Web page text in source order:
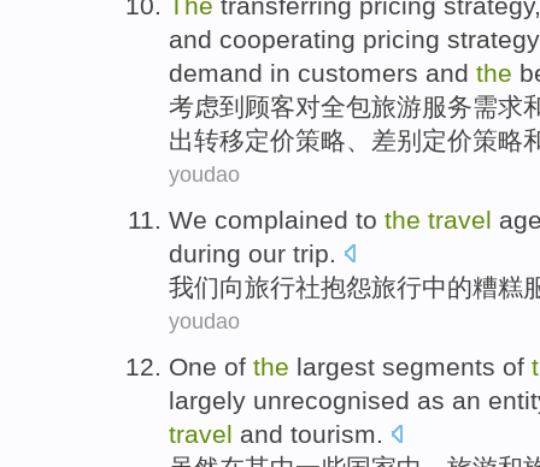
The transferring pricing strategy
and cooperating pricing
demand in customers and the
考虑到 顾客对全包旅游服务需求
出转移定价策略、差别定价策略
youdao
We complained to the travel
during our trip.
我们向旅行社抱怨旅行中的糟糕
youdao
One of the largest segments of
largely unrecognised as an
travel and tourism.